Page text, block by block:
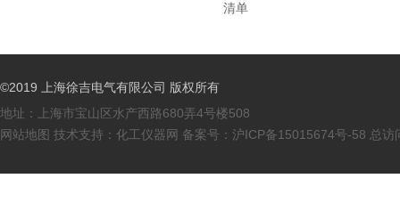
清单
©2019 上海徐吉电气有限公司 版权所有
地址：上海市宝山区水产西路680弄4号楼508
网站地图 技术支持： 化工仪器网 备案号： 沪ICP备15015674号-58 总访